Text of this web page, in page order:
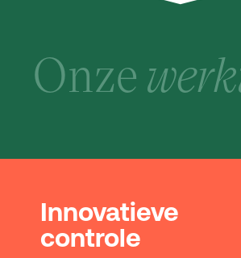
Onze
Innovatieve
controle